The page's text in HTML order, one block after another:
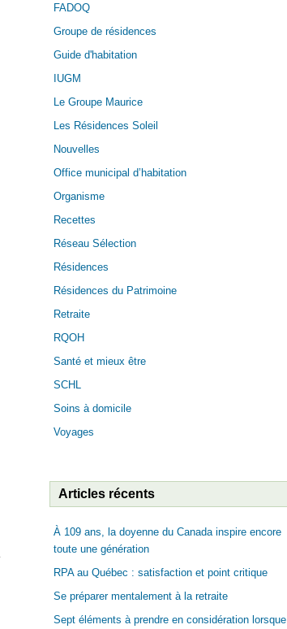
FADOQ
Groupe de résidences
Guide d'habitation
IUGM
Le Groupe Maurice
Les Résidences Soleil
Nouvelles
Office municipal d’habitation
Organisme
Recettes
Réseau Sélection
Résidences
Résidences du Patrimoine
Retraite
RQOH
Santé et mieux être
SCHL
Soins à domicile
Voyages
Articles récents
À 109 ans, la doyenne du Canada inspire encore
toute une génération
RPA au Québec : satisfaction et point critique
Se préparer mentalement à la retraite
Sept éléments à prendre en considération lorsque